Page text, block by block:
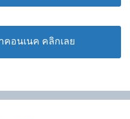
คอนเนค คลิกเลย